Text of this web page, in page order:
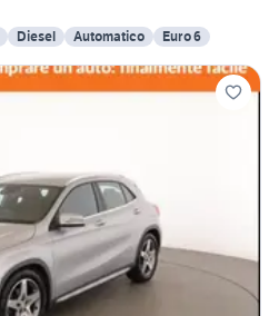
Diesel Automatico Euro 6